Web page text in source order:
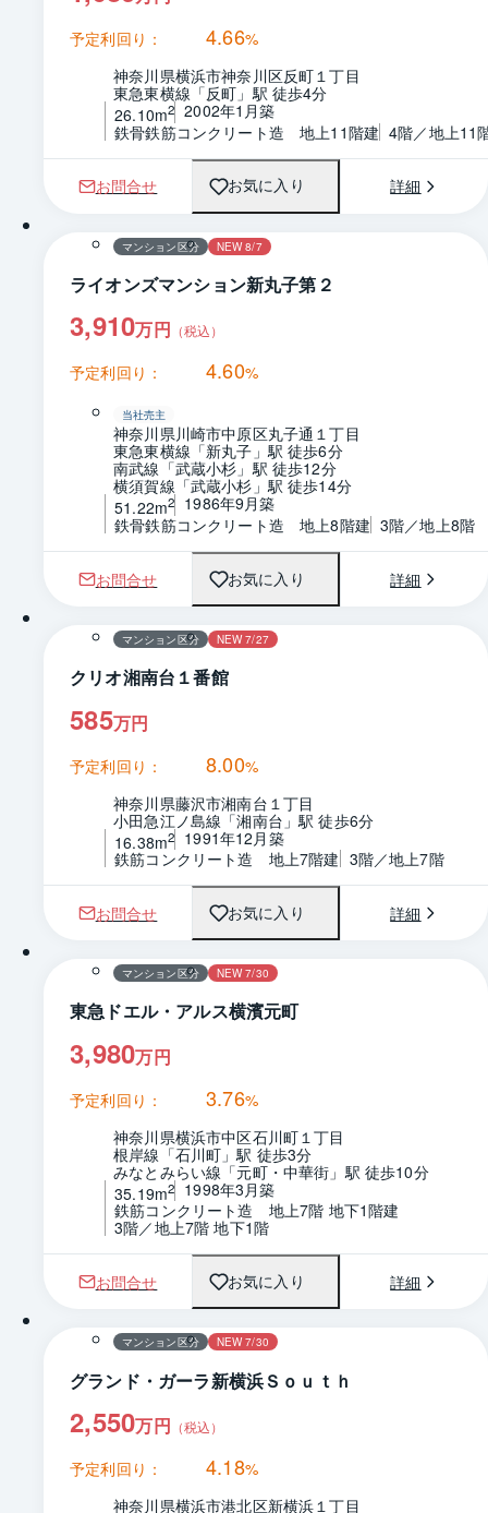
予定利回り： 4.66%
神奈川県横浜市神奈川区反町１丁目
東急東横線「反町」駅 徒歩4分
26.10m2 2002年1月築
鉄骨鉄筋コンクリート造　地上11階建 4階／地上11
お問合せ お気に入り 詳細
1 / 0 間取り
マンション区分 NEW 8/7
ライオンズマンション新丸子第２
3,910万円 （税込）
予定利回り： 4.60%
当社売主
神奈川県川崎市中原区丸子通１丁目
東急東横線「新丸子」駅 徒歩6分
南武線「武蔵小杉」駅 徒歩12分
横須賀線「武蔵小杉」駅 徒歩14分
51.22m2
1986年9月築
鉄骨鉄筋コンクリート造　地上8階建 3階／地上8階
お問合せ お気に入り 詳細
1 / 0 間取り
マンション区分 NEW 7/27
クリオ湘南台１番館
585万円
予定利回り： 8.00%
神奈川県藤沢市湘南台１丁目
小田急江ノ島線「湘南台」駅 徒歩6分
16.38m2
1991年12月築
鉄筋コンクリート造　地上7階建 3階／地上7階
お問合せ お気に入り 詳細
1 / 0 間取り
マンション区分 NEW 7/30
東急ドエル・アルス横濱元町
3,980万円
予定利回り： 3.76%
神奈川県横浜市中区石川町１丁目
根岸線「石川町」駅 徒歩3分
みなとみらい線「元町・中華街」駅 徒歩10分
35.19m2
1998年3月築
鉄筋コンクリート造　地上7階 地下1階建
3階／地上7階 地下1階
お問合せ お気に入り 詳細
1 / 0 間取り
マンション区分 NEW 7/30
グランド・ガーラ新横浜Ｓｏｕｔｈ
2,550万円 （税込）
予定利回り： 4.18%
神奈川県横浜市港北区新横浜１丁目